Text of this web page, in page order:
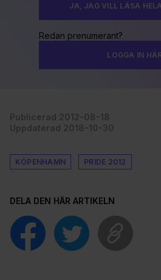
JA, JAG VILL LÄSA
Redan prenumerant?
LOGGA IN
Publicerad 2012-08-18
Uppdaterad 2018-10-30
KÖPENHAMN PRIDE 2012
DELA DEN HÄR ARTIKELN